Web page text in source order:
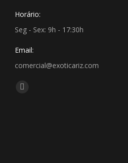
Horário:
Seg - Sex: 9h - 17:30h
Email:
comercial@exoticariz.com
Encontre-nos em:
Facebook